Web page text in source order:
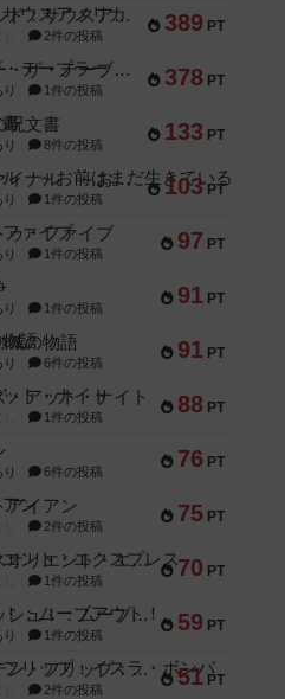
389 PT
リワイルド：サウスアメリカ
2件の投稿
378 PT
アンダー・ザ・テーブラー
1件の投稿
133 PT
呪文書
8件の投稿
103 PT
セミファイナル ～お前はまだ生きている～
1件の投稿
97 PT
ゥ・ファイブ
1件の投稿
91 PT
1件の投稿
91 PT
城の物語
6件の投稿
88 PT
・アット・ナイト
1件の投稿
76 PT
6件の投稿
75 PT
アイアン
2件の投稿
70 PT
トランスオリエント・エクスプレス
1件の投稿
59 PT
アンブッシュ！：ムーブアウト！
1件の投稿
51 PT
キャプテン・フリップ：イスラ・ボンバ
2件の投稿